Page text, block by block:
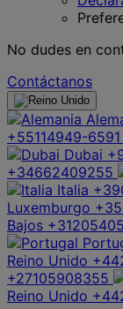
No dudes en
Contáctanos
+55114949-6591
Dubai
+34662409255
Italia
Luxemburgo
Bajos
Reino Unido
+27105908355
Reino Unido